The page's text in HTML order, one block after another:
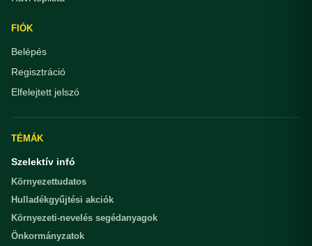
FIÓK
Belépés
Regisztráció
Elfelejtett jelszó
TÉMÁK
Szelektív infó
Környezettudatos
Hulladékgyűjtési akciók
Környezeti-nevelés segédanyagok
Önkormányzatok